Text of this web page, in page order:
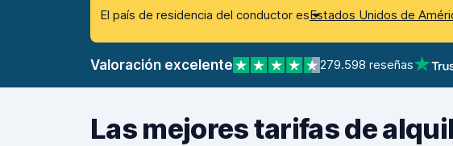
El país de residencia del conductor esEstados Unidos de
Valoración excelente 279.598 reseñas
Las mejores tarifas de